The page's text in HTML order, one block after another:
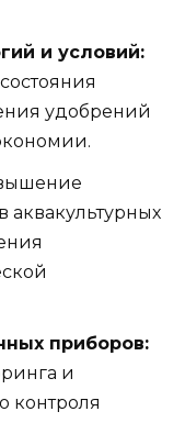
и условий:
удобрений
приборов:
и
контроля